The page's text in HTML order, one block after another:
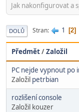
Jak nakonfigurovat a
DOLŮ Stran 1 2
Předmět/Založil
PC nejde vypnout po
Založil petrbian
rozlišení console
Založil kouzer